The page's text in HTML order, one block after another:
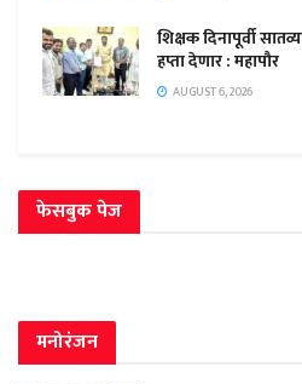
शिक्षक दिनापूर्वी
हप्ता देणार : महापौर
AUGUST 6, 2026
फेसबुक पेज
मनोरंजन